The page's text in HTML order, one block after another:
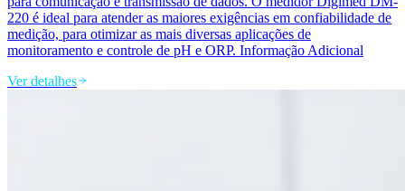
220 é ideal para atender as maiores exigências em confiabilidade de
medição, para otimizar as mais diversas aplicações de
monitoramento e controle de pH e ORP. Informação Adicional
Ver detalhes